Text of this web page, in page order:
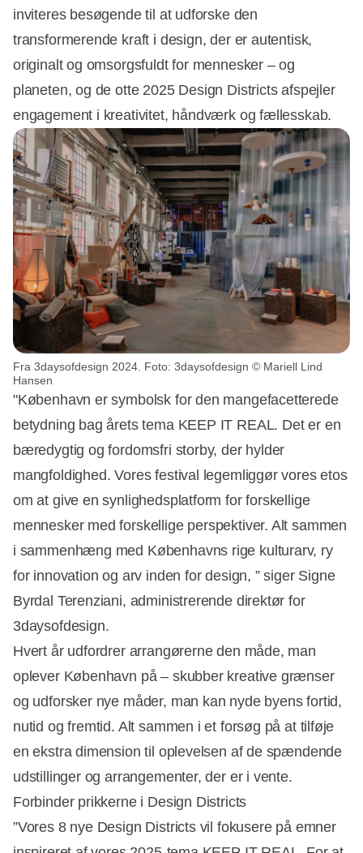
inviteres besøgende til at udforske den
transformerende kraft i design, der er autentisk,
originalt og omsorgsfuldt for mennesker – og
planeten, og de otte 2025 Design Districts afspejler
engagement i kreativitet, håndværk og fællesskab.
Fra 3daysofdesign 2024. Foto: 3daysofdesign © Mariell Lind
Hansen
"København er symbolsk for den mangefacetterede
betydning bag årets tema KEEP IT REAL. Det er en
bæredygtig og fordomsfri storby, der hylder
mangfoldighed. Vores festival legemliggør vores etos
om at give en synlighedsplatform for forskellige
mennesker med forskellige perspektiver. Alt sammen
i sammenhæng med Københavns rige kulturarv, ry
for innovation og arv inden for design, ” siger Signe
Byrdal Terenziani, administrerende direktør for
3daysofdesign.
Hvert år udfordrer arrangørerne den måde, man
oplever København på – skubber kreative grænser
og udforsker nye måder, man kan nyde byens fortid,
nutid og fremtid. Alt sammen i et forsøg på at tilføje
en ekstra dimension til oplevelsen af de spændende
udstillinger og arrangementer, der er i vente.
‍Forbinder prikkerne i Design Districts
”Vores 8 nye Design Districts vil fokusere på emner